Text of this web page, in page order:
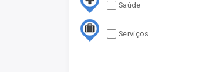
Saúde
Serviços